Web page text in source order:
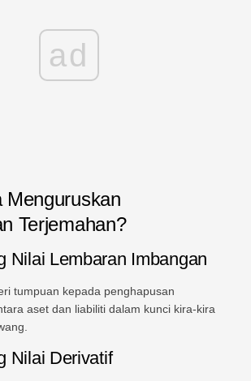
ad
Menguruskan
Terjemahan?
Nilai Lembaran Imbangan
tumpuan kepada penghapusan
aset dan liabiliti dalam kunci kira-kira
Nilai Derivatif